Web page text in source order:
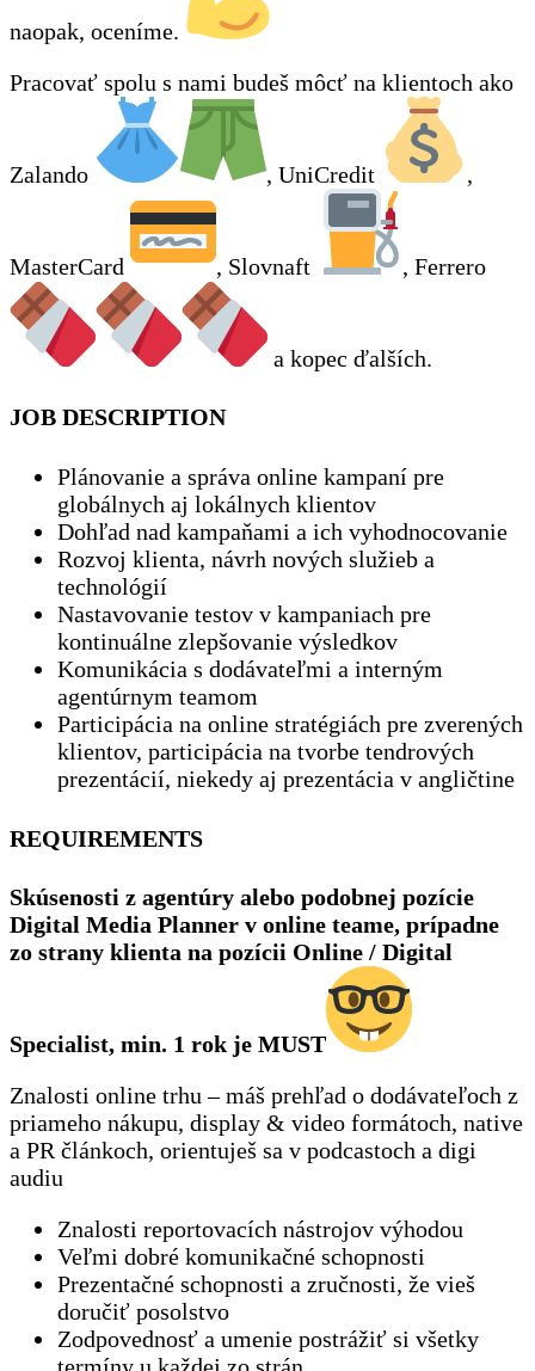
naopak, oceníme.
Pracovať spolu s nami budeš môcť na klientoch ako
Zalando , UniCredit ,
MasterCard , Slovnaft , Ferrero
a kopec ďalších.
JOB DESCRIPTION
Plánovanie a správa online kampaní pre
globálnych aj lokálnych klientov
Dohľad nad kampaňami a ich vyhodnocovanie
Rozvoj klienta, návrh nových služieb a
technológií
Nastavovanie testov v kampaniach pre
kontinuálne zlepšovanie výsledkov
Komunikácia s dodávateľmi a interným
agentúrnym teamom
Participácia na online stratégiách pre zverených
klientov, participácia na tvorbe tendrových
prezentácií, niekedy aj prezentácia v angličtine
REQUIREMENTS
Skúsenosti z agentúry alebo podobnej pozície
Digital Media Planner v online teame, prípadne
zo strany klienta na pozícii Online / Digital
Specialist, min. 1 rok je MUST
Znalosti online trhu – máš prehľad o dodávateľoch z
priameho nákupu, display & video formátoch, native
a PR článkoch, orientuješ sa v podcastoch a digi
audiu
Znalosti reportovacích nástrojov výhodou
Veľmi dobré komunikačné schopnosti
Prezentačné schopnosti a zručnosti, že vieš
doručiť posolstvo
Zodpovednosť a umenie postrážiť si všetky